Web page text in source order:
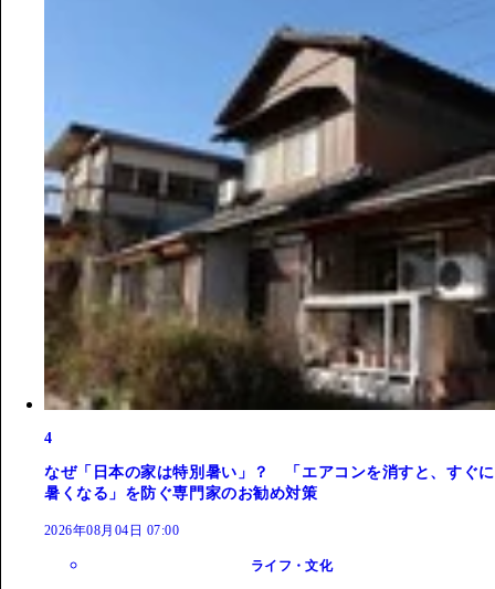
4
なぜ「日本の家は特別暑い」？ 「エアコンを消すと、すぐに
暑くなる」を防ぐ専門家のお勧め対策
2026年08月04日 07:00
ライフ・文化